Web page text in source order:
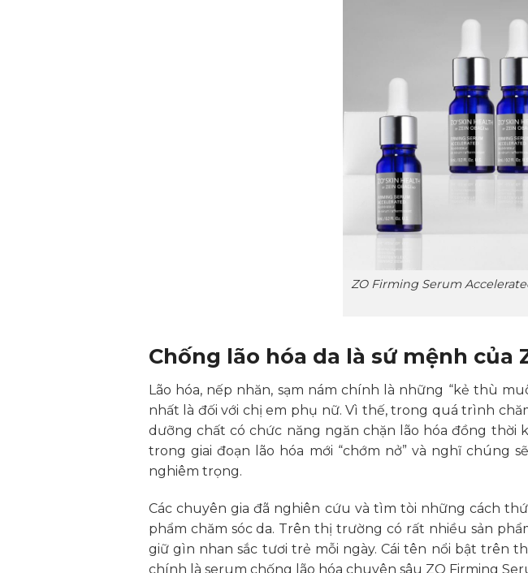
ZO Firming Serum
Chống lão hóa da là sứ mệnh
Lão hóa, nếp nhăn, sạm nám chính là những “kẻ thù
nhất là đối với chị em phụ nữ. Vì thế, trong quá trình
dưỡng chất có chức năng ngăn chặn lão hóa đồng thời
trong giai đoạn lão hóa mới “chớm nở” và nghĩ chúng
nghiêm trọng.
Các chuyên gia đã nghiên cứu và tìm tòi những cách
phẩm chăm sóc da. Trên thị trường có rất nhiều sản
giữ gìn nhan sắc tươi trẻ mỗi ngày. Cái tên nổi bật trên
chính là serum chống lão hóa chuyên sâu ZO Firming